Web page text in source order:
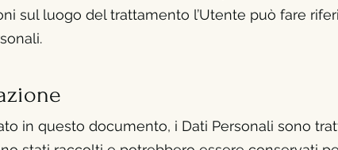
sul luogo del trattamento l’Utente può fare
in questo documento, i Dati Personali sono